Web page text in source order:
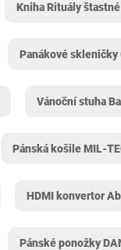
Kniha Rituály
Panákové skleničky
Vánoční stuha
Pánská košile MIL-
HDMI konvertor
Pánské ponožky